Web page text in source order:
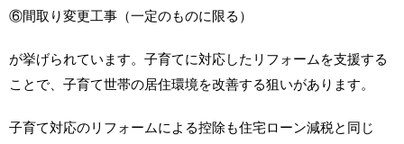
⑥間取り変更工事（一定のものに限る）
が挙げられています。子育てに対応したリフォームを支援する
ことで、子育て世帯の居住環境を改善する狙いがあります。
子育て対応のリフォームによる控除も住宅ローン減税と同じ